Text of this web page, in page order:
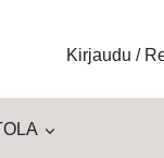
Kirjaudu /